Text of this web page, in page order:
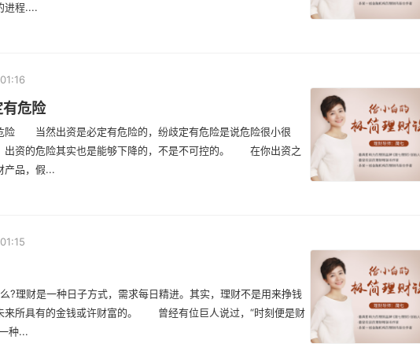
进程....
危险
当然出资是必定有危险的，纷歧定有危险是说危险很小很
资的危险其实也是能够下降的，不是不可控的。 在你出资之
产品，假...
是一种日子方式，需求每日精进。其实，理财不是用来挣钱
来所具有的金钱或许财富的。 曾经有位巨人说过，“时刻便是财
种...